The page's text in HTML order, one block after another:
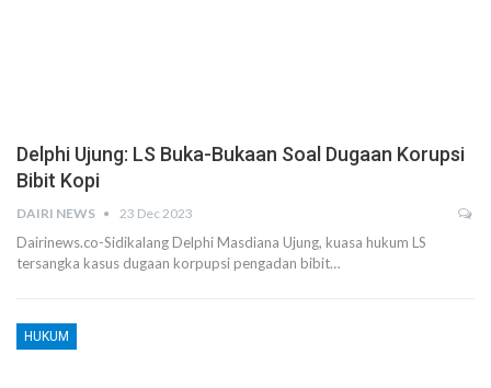
Delphi Ujung: LS Buka-Bukaan Soal Dugaan Korupsi
Bibit Kopi
DAIRI NEWS 23 Dec 2023
Dairinews.co-Sidikalang Delphi Masdiana Ujung, kuasa hukum LS
tersangka kasus dugaan korpupsi pengadan bibit…
HUKUM